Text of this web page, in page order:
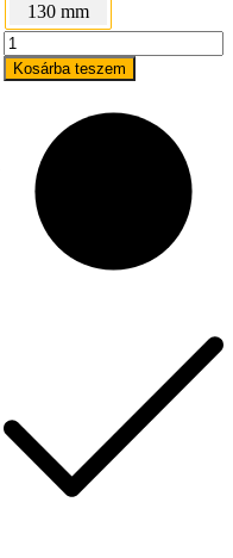
130 mm
EVERWIN
FSN160
szalagtáras
szögbelövő
pisztoly
mennyiség
Kosárba teszem